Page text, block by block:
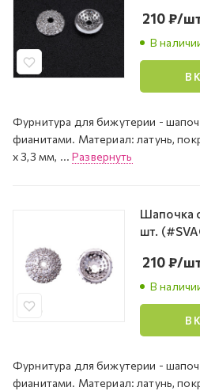
В
210₽/
В
Фурнитура для бижутерии -
фианитами. Материал: латунь,
х 3,3 мм, ...Развернуть
Шапочка
шт.
В
210₽/
В
Фурнитура для бижутерии -
фианитами. Материал: латунь,